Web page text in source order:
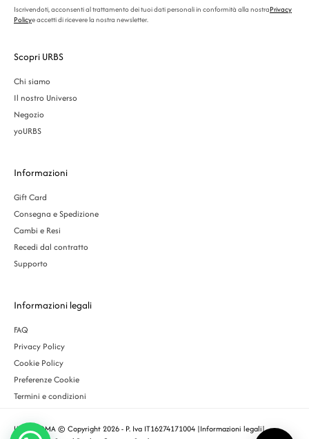
Iscrivendoti, acconsenti al trattamento dei tuoi dati personali in conformità alla nostraPrivacy
Policye accetti di ricevere la nostra newsletter.
Scopri URBS
Chi siamo
Il nostro Universo
Negozio
yoURBS
Informazioni
Gift Card
Consegna e Spedizione
Cambi e Resi
Recedi dal contratto
Supporto
Informazioni legali
FAQ
Privacy Policy
Cookie Policy
Preferenze Cookie
Termini e condizioni
URBS ROMA © Copyright 2026 - P. Iva IT16274171004 |Informazioni legali|